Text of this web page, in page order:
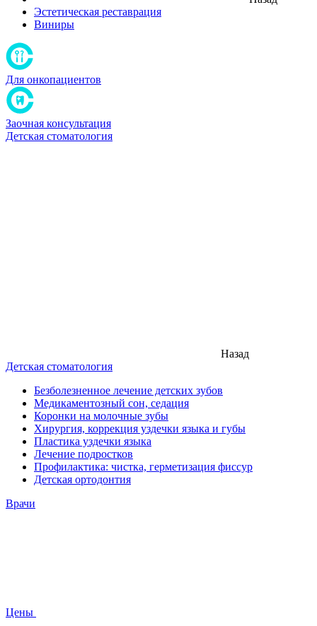
Эстетическая реставрация
Виниры
Для онкопациентов
Заочная консультация
Детская стоматология
Назад
Детская стоматология
Безболезненное лечение детских зубов
Медикаментозный сон, седация
Коронки на молочные зубы
Хирургия, коррекция уздечки языка и губы
Пластика уздечки языка
Лечение подростков
Профилактика: чистка, герметизация фиссур
Детская ортодонтия
Врачи
Цены